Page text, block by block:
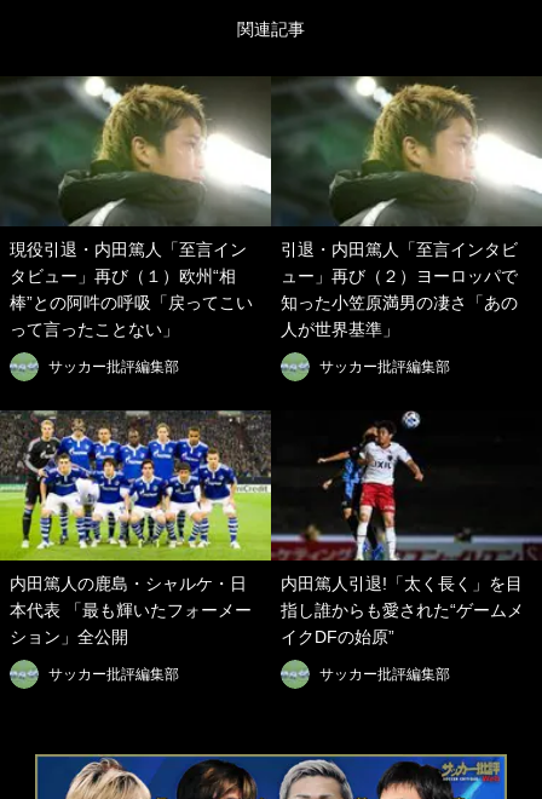
関連記事
現役引退・内田篤人「至言イン
タビュー」再び（１）欧州“相
棒”との阿吽の呼吸「戻ってこい
って言ったことない」
サッカー批評編集部
引退・内田篤人「至言インタビ
ュー」再び（２）ヨーロッパで
知った小笠原満男の凄さ「あの
人が世界基準」
サッカー批評編集部
内田篤人の鹿島・シャルケ・日
本代表 「最も輝いたフォーメー
ション」全公開
サッカー批評編集部
内田篤人引退!「太く長く」を目
指し誰からも愛された“ゲームメ
イクDFの始原”
サッカー批評編集部